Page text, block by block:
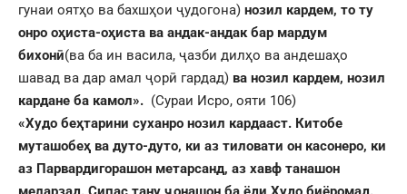
гунаи оятҳо ва бахшҳои ҷудогона) нозил кардем, то ту
онро оҳиста-оҳиста ва андак-андак бар мардум
бихонӣ(ва ба ин васила, ҷазби дилҳо ва андешаҳо
шавад ва дар амал ҷорӣ гардад) ва нозил кардем, нозил
кардане ба камол». (Сураи Исро, ояти 106)
«Худо беҳтарини суханро нозил кардааст. Китобе
муташобеҳ ва дуто-дуто, ки аз тиловати он касонеро, ки
аз Парвардигорашон метарсанд, аз хавф танашон